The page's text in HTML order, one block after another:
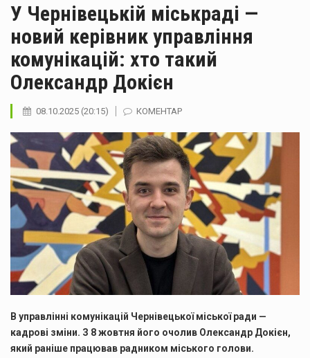
У Чернівецькій міськраді —
новий керівник управління
комунікацій: хто такий
Олександр Докієн
08.10.2025 (20:15) КОМЕНТАР
В управлінні комунікацій Чернівецької міської ради —
кадрові зміни. З 8 жовтня його очолив Олександр Докієн,
який раніше працював радником міського голови.